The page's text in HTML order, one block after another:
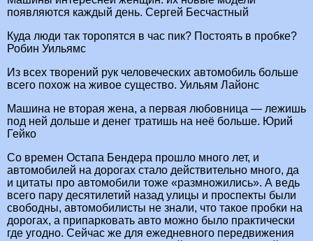
появляются каждый день. Сергей Бесчастный
Куда люди так торопятся в час пик? Постоять в пробке?
Робин Уильямс
Из всех творений рук человеческих автомобиль больше
всего похож на живое существо. Уильям Лайонс
Машина не вторая жена, а первая любовница — лежишь
под ней дольше и денег тратишь на неё больше. Юрий
Гейко
Со времен Остапа Бендера прошло много лет, и
автомобилей на дорогах стало действительно много, да
и цитаты про автомобили тоже «размножились». А ведь
всего пару десятилетий назад улицы и проспекты были
свободны, автомобилисты не знали, что такое пробки на
дорогах, а припарковать авто можно было практически
где угодно. Сейчас же для ежедневного передвижения